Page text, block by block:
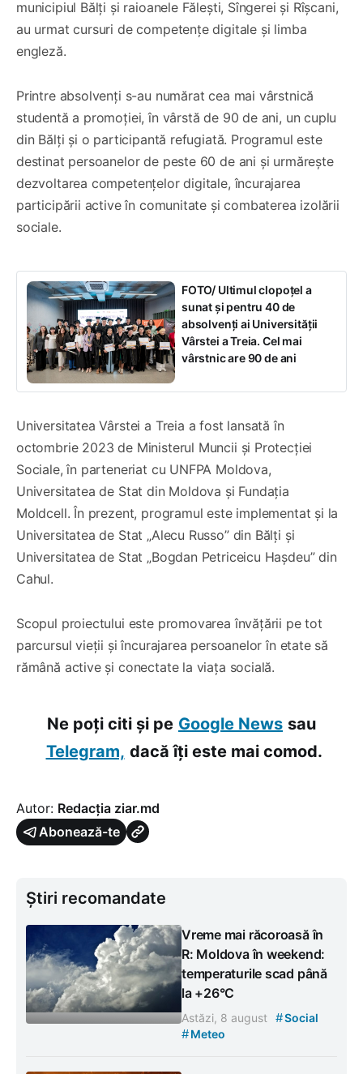
municipiul Bălți și raioanele Fălești, Sîngerei și Rîșcani,
au urmat cursuri de competențe digitale și limba
engleză.
Printre absolvenți s-au numărat cea mai vârstnică
studentă a promoției, în vârstă de 90 de ani, un cuplu
din Bălți și o participantă refugiată. Programul este
destinat persoanelor de peste 60 de ani și urmărește
dezvoltarea competențelor digitale, încurajarea
participării active în comunitate și combaterea izolării
sociale.
FOTO/ Ultimul clopoțel a
sunat și pentru 40 de
absolvenți ai Universității
Vârstei a Treia. Cel mai
vârstnic are 90 de ani
Universitatea Vârstei a Treia a fost lansată în
octombrie 2023 de Ministerul Muncii și Protecției
Sociale, în parteneriat cu UNFPA Moldova,
Universitatea de Stat din Moldova și Fundația
Moldcell. În prezent, programul este implementat și la
Universitatea de Stat „Alecu Russo” din Bălți și
Universitatea de Stat „Bogdan Petriceicu Hașdeu” din
Cahul.
Scopul proiectului este promovarea învățării pe tot
parcursul vieții și încurajarea persoanelor în etate să
rămână active și conectate la viața socială.
Ne poți citi și pe Google News sau
Telegram, dacă îți este mai comod.
Autor: Redacția ziar.md
Abonează-te
Știri recomandate
Vreme mai răcoroasă în
R: Moldova în weekend:
temperaturile scad până
la +26°C
Astăzi, 8 august #Social
#Meteo